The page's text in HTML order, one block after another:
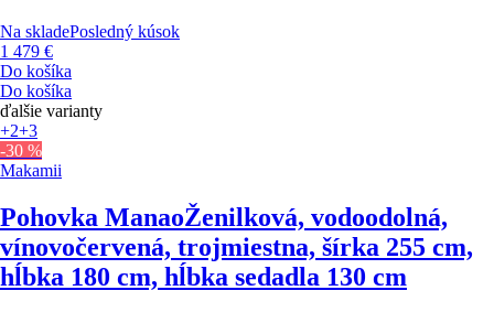
Na skladePosledný kúsok
1 479 €
Do košíka
Do košíka
ďalšie varianty
+2+3
-30 %
Makamii
Pohovka ManaoŽenilková, vodoodolná,
vínovočervená, trojmiestna, šírka 255 cm,
hĺbka 180 cm, hĺbka sedadla 130 cm